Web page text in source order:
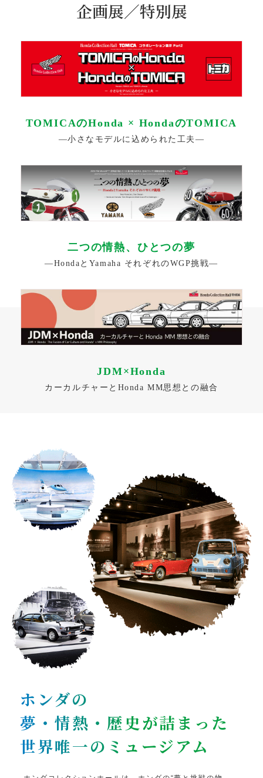
展示車両情報はご来館前にこちらをご確認ください。
企画展／特別展
TOMICAのHonda × HondaのTOMICA
―小さなモデルに込められた工夫―
二つの情熱、ひとつの夢
―HondaとYamaha それぞれのWGP挑戦―
JDM×Honda
カーカルチャーとHonda MM思想との融合
ホンダの
夢・情熱・歴史が詰まった
世界唯一のミュージアム